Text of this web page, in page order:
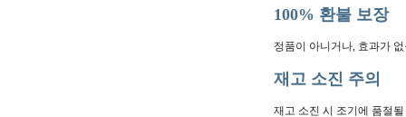
100% 환불 보장
정품이 아니거나, 효과가
재고 소진 주의
재고 소진 시 조기에 품절